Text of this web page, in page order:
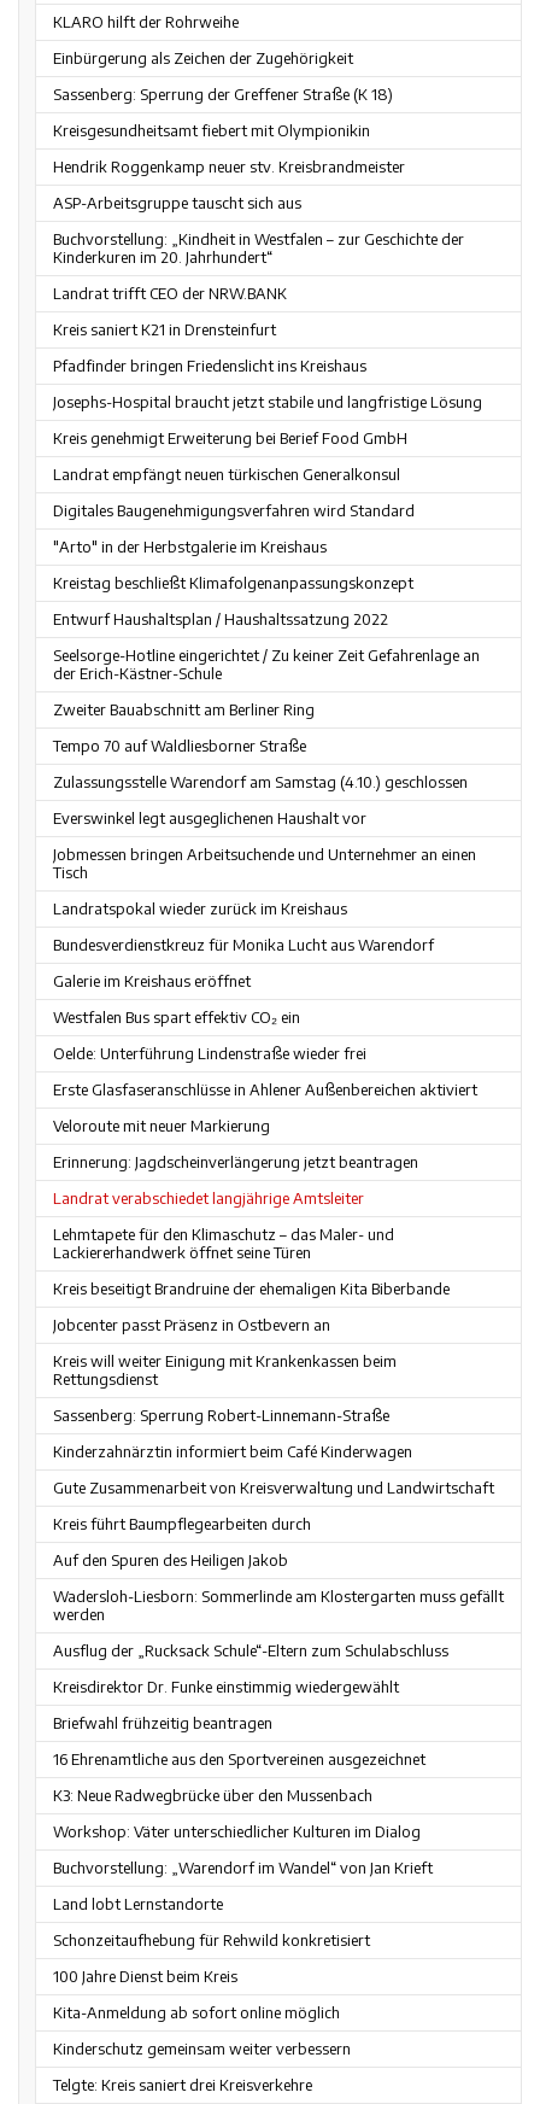
KLARO hilft der Rohrweihe
Einbürgerung als Zeichen der Zugehörigkeit
Sassenberg: Sperrung der Greffener Straße (K 18)
Kreisgesundheitsamt fiebert mit Olympionikin
Hendrik Roggenkamp neuer stv. Kreisbrandmeister
ASP-Arbeitsgruppe tauscht sich aus
Buchvorstellung: „Kindheit in Westfalen – zur Geschichte der
Kinderkuren im 20. Jahrhundert“
Landrat trifft CEO der NRW.BANK
Kreis saniert K21 in Drensteinfurt
Pfadfinder bringen Friedenslicht ins Kreishaus
Josephs-Hospital braucht jetzt stabile und langfristige Lösung
Kreis genehmigt Erweiterung bei Berief Food GmbH
Landrat empfängt neuen türkischen Generalkonsul
Digitales Baugenehmigungsverfahren wird Standard
"Arto" in der Herbstgalerie im Kreishaus
Kreistag beschließt Klimafolgenanpassungskonzept
Entwurf Haushaltsplan / Haushaltssatzung 2022
Seelsorge-Hotline eingerichtet / Zu keiner Zeit Gefahrenlage an
der Erich-Kästner-Schule
Zweiter Bauabschnitt am Berliner Ring
Tempo 70 auf Waldliesborner Straße
Zulassungsstelle Warendorf am Samstag (4.10.) geschlossen
Everswinkel legt ausgeglichenen Haushalt vor
Jobmessen bringen Arbeitsuchende und Unternehmer an einen
Tisch
Landratspokal wieder zurück im Kreishaus
Bundesverdienstkreuz für Monika Lucht aus Warendorf
Galerie im Kreishaus eröffnet
Westfalen Bus spart effektiv CO₂ ein
Oelde: Unterführung Lindenstraße wieder frei
Erste Glasfaseranschlüsse in Ahlener Außenbereichen aktiviert
Veloroute mit neuer Markierung
Erinnerung: Jagdscheinverlängerung jetzt beantragen
Landrat verabschiedet langjährige Amtsleiter
Lehmtapete für den Klimaschutz – das Maler- und
Lackiererhandwerk öffnet seine Türen
Kreis beseitigt Brandruine der ehemaligen Kita Biberbande
Jobcenter passt Präsenz in Ostbevern an
Kreis will weiter Einigung mit Krankenkassen beim
Rettungsdienst
Sassenberg: Sperrung Robert-Linnemann-Straße
Kinderzahnärztin informiert beim Café Kinderwagen
Gute Zusammenarbeit von Kreisverwaltung und Landwirtschaft
Kreis führt Baumpflegearbeiten durch
Auf den Spuren des Heiligen Jakob
Wadersloh-Liesborn: Sommerlinde am Klostergarten muss gefällt
werden
Ausflug der „Rucksack Schule“-Eltern zum Schulabschluss
Kreisdirektor Dr. Funke einstimmig wiedergewählt
Briefwahl frühzeitig beantragen
16 Ehrenamtliche aus den Sportvereinen ausgezeichnet
K3: Neue Radwegbrücke über den Mussenbach
Workshop: Väter unterschiedlicher Kulturen im Dialog
Buchvorstellung: „Warendorf im Wandel“ von Jan Krieft
Land lobt Lernstandorte
Schonzeitaufhebung für Rehwild konkretisiert
100 Jahre Dienst beim Kreis
Kita-Anmeldung ab sofort online möglich
Kinderschutz gemeinsam weiter verbessern
Telgte: Kreis saniert drei Kreisverkehre